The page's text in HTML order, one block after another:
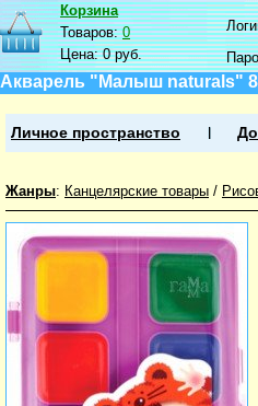
Корзина
Товаров:0
Цена:0 руб.
Акварель "Малыш naturals" 8
Личное пространство
Жанры: Канцелярские товары /